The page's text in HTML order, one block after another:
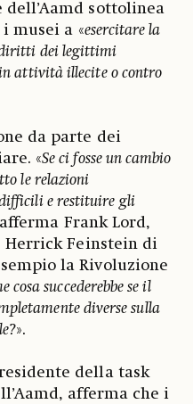
sottolinea
musei a «esercitare la
dei legittimi
attività illecite o contro
da parte dei
«Se ci fosse un cambio
le relazioni
e restituire gli
Frank Lord,
Herrick Feinstein di
la Rivoluzione
cosa succederebbe se il
diverse sulla
».
della task
afferma che i